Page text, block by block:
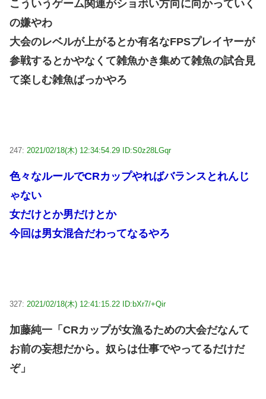
こういうゲーム関連がショボい方向に向かっていく
の嫌やわ
大会のレベルが上がるとか有名なFPSプレイヤーが
参戦するとかやなくて雑魚かき集めて雑魚の試合見
て楽しむ雑魚ばっかやろ
247: 2021/02/18(木) 12:34:54.29 ID:S0z28LGqr
色々なルールでCRカップやればバランスとれんじ
ゃない
女だけとか男だけとか
今回は男女混合だわってなるやろ
327: 2021/02/18(木) 12:41:15.22 ID:bXr7/+Qir
加藤純一「CRカップが女漁るための大会だなんて
お前の妄想だから。奴らは仕事でやってるだけだ
ぞ」